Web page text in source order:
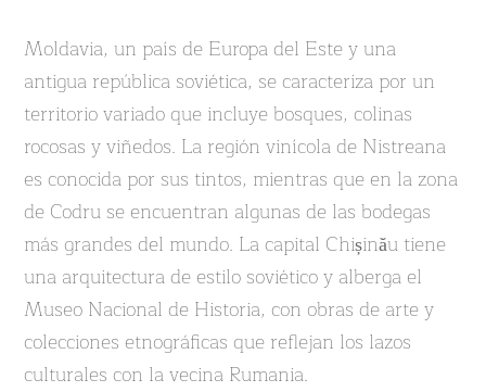
Moldavia, un país de Europa del Este y una
antigua república soviética, se caracteriza por un
territorio variado que incluye bosques, colinas
rocosas y viñedos. La región vinícola de Nistreana
es conocida por sus tintos, mientras que en la zona
de Codru se encuentran algunas de las bodegas
más grandes del mundo. La capital Chișinău tiene
una arquitectura de estilo soviético y alberga el
Museo Nacional de Historia, con obras de arte y
colecciones etnográficas que reflejan los lazos
culturales con la vecina Rumania.